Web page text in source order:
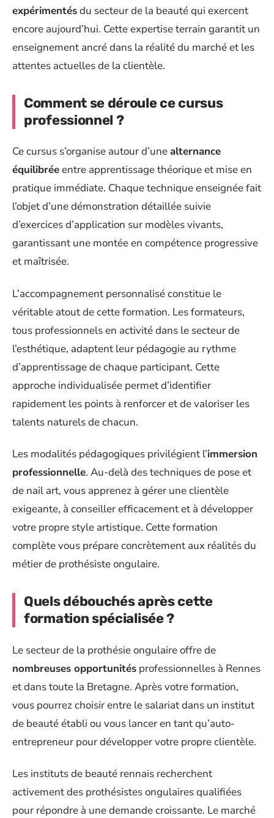
expérimentésdu secteur de la beauté qui exercent
encore aujourd’hui. Cette expertise terrain garantit un
enseignement ancré dans la réalité du marché et les
attentes actuelles de la clientèle.
Comment se déroule ce cursus
professionnel ?
Ce cursus s’organise autour d’unealternance
équilibréeentre apprentissage théorique et mise en
pratique immédiate. Chaque technique enseignée fait
l’objet d’une démonstration détaillée suivie
d’exercices d’application sur modèles vivants,
garantissant une montée en compétence progressive
et maîtrisée.
L’accompagnement personnalisé constitue le
véritable atout de cette formation. Les formateurs,
tous professionnels en activité dans le secteur de
l’esthétique, adaptent leur pédagogie au rythme
d’apprentissage de chaque participant. Cette
approche individualisée permet d’identifier
rapidement les points à renforcer et de valoriser les
talents naturels de chacun.
Les modalités pédagogiques privilégient l’immersion
professionnelle. Au-delà des techniques de pose et
de nail art, vous apprenez à gérer une clientèle
exigeante, à conseiller efficacement et à développer
votre propre style artistique. Cette formation
complète vous prépare concrètement aux réalités du
métier de prothésiste ongulaire.
Quels débouchés après cette
formation spécialisée ?
Le secteur de la prothésie ongulaire offre de
nombreuses opportunités professionnelles à Rennes
et dans toute la Bretagne. Après votre formation,
vous pourrez choisir entre le salariat dans un institut
de beauté établi ou vous lancer en tant qu’auto-
entrepreneur pour développer votre propre clientèle.
Les instituts de beauté rennais recherchent
activement des prothésistes ongulaires qualifiées
pour répondre à une demande croissante. Le marché